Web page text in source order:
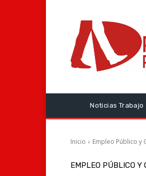
Noticias Trabajo
Inicio Empleo Público y
EMPLEO PÚBLICO Y